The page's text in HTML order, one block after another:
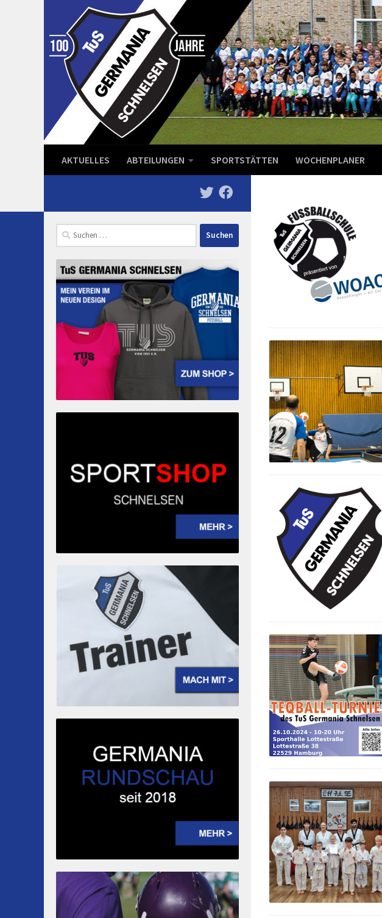
Zum Inhalt springen
AKTUELLES ABTEILUNGEN SPORTSTÄTTEN WOCHENPLANER
Suchen
nach: